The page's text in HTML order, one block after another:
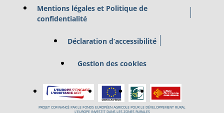
Mentions légales et Politique de
confidentialité
Déclaration d’accessibilité
Gestion des cookies
PROJET COFINANCÉ PAR LE FONDS EUROPÉEN AGRICOLE POUR LE DÉVELOPPEMENT RURAL
L’EUROPE INVESTIT DANS LES ZONES RURALES